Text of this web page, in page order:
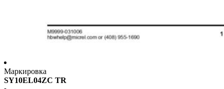
Маркировка
SY10EL04ZC TR